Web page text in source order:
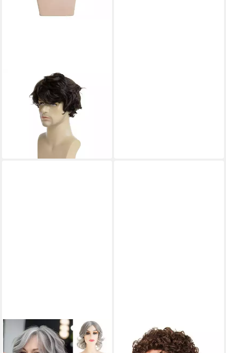
LUXUSKOLLEKTION
Kostüm-Perücke Perücke
Männer kurz braun
synthetisch gestuft wellig
lieferbar - in 3-4 Werktagen bei dir